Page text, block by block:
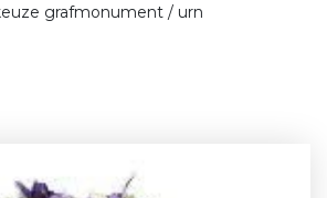
grafmonument / urn